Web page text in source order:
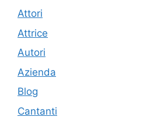
Attori
Attrice
Autori
Azienda
Blog
Cantanti